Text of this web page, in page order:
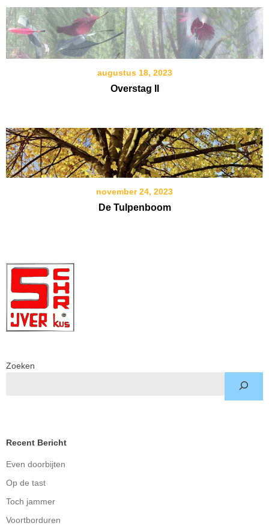
augustus 18, 2023
Overstag II
november 24, 2023
De Tulpenboom
Zoeken
Recent Bericht
Even doorbijten
Op de tast
Toch jammer
Voortborduren